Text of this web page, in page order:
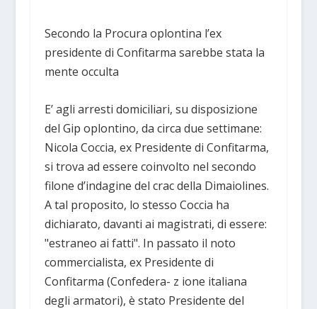
Secondo la Procura oplontina l’ex
presidente di Confitarma sarebbe stata la
mente occulta
E’ agli arresti domiciliari, su disposizione
del Gip oplontino, da circa due settimane:
Nicola Coccia, ex Presidente di Confitarma,
si trova ad essere coinvolto nel secondo
filone d’indagine del crac della Dimaiolines.
A tal proposito, lo stesso Coccia ha
dichiarato, davanti ai magistrati, di essere:
"estraneo ai fatti". In passato il noto
commercialista, ex Presidente di
Confitarma (Confedera- z ione italiana
degli armatori), è stato Presidente del